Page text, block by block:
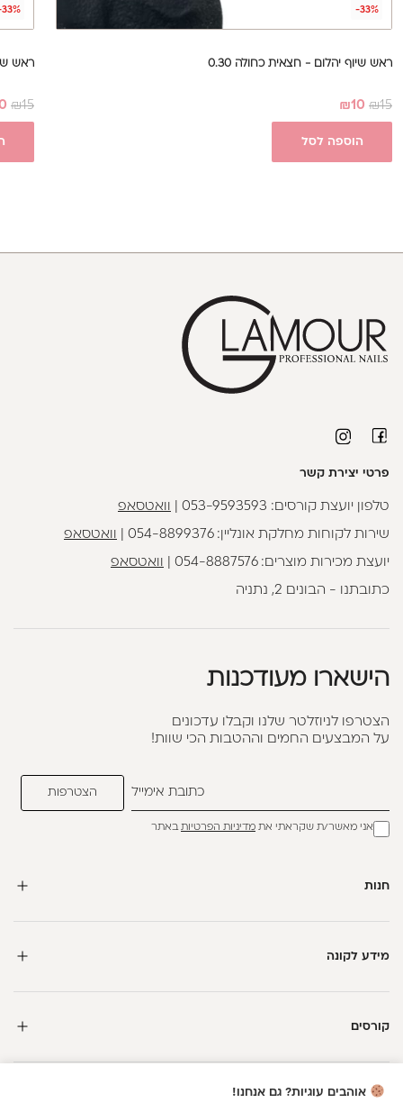
-33%
ראש שיוף יהלום - חצאית כחולה 0.30
₪15
₪10
הוספה לסל
ראש שיוף
₪15
פרטי יצירת קשר
טלפון יועצת קורסים: 053-9593593 וואטסאפ
שירות לקוחות מחלקת אונליין:054-8899376 וואטסאפ
יועצת מכירות מוצרים:054-8887576 וואטסאפ
כתובתנו - הבונים 2, נתניה
הישארו מעודכנות
הצטרפו לניוזלטר שלנו וקבלו עדכונים
על המבצעים החמים וההטבות הכי שוות!
אני מאשר/ת שקראתי את מדיניות הפרטיותבאתר
חנות
מידע לקונה
קורסים
אוהבים עוגיות? גם אנחנו!